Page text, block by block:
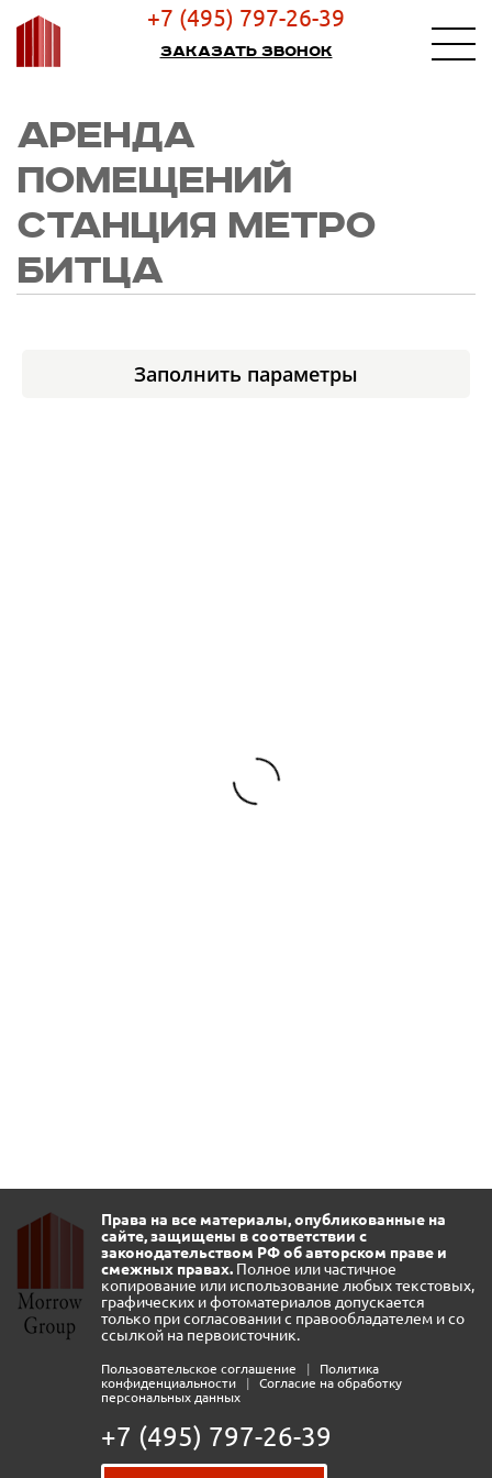
+7 (495) 797-26-39
Заказать звонок
АРЕНДА
ПОМЕЩЕНИЙ
СТАНЦИЯ МЕТРО
БИТЦА
Заполнить параметры
Права на все материалы, опубликованные на
сайте, защищены в соответствии с
законодательством РФ об авторском праве и
смежных правах. Полное или частичное
копирование или использование любых текстовых,
графических и фотоматериалов допускается
только при согласовании с правообладателем и со
ссылкой на первоисточник.
Пользовательское соглашение |
Политика
конфиденциальности
|
Согласие на обработку
персональных данных
+7 (495) 797-26-39